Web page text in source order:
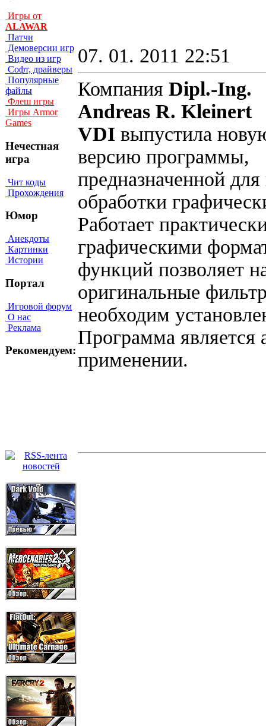
Игры от
ALAWAR
Патчи
Демоверсии игр
Видео из игр
Софт, драйверы
Популярные
файлы
Флеш игры
Игры Armor
Games
Нечестная
игра
Чит коды
Прохождения
Юмор
Анекдоты
Картинки
Истории
Портал
Игровой форум
О нас
Реклама
Рекомендуем:
07. 01. 2011 22:51
Компания Dipl.-Ing.
Andreas R. Kleinert
VDI выпустила
версию программы,
предназначенной
обработки
Работает
графическими
функций позволяет
оригинальные
необходим
Программа
применении.